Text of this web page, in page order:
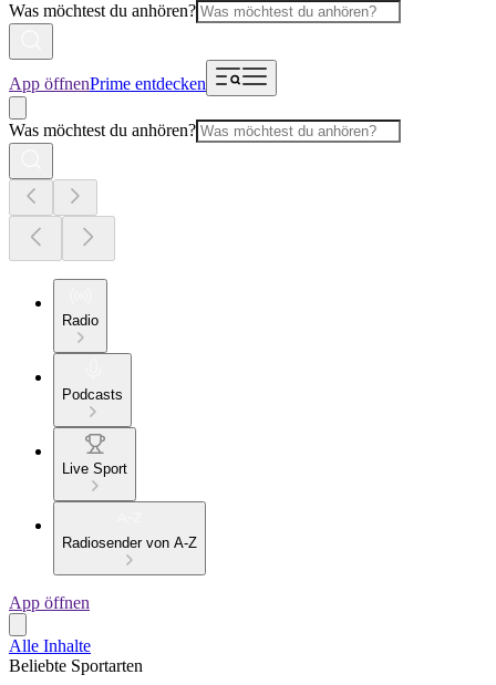
Was möchtest du anhören?
App öffnenPrime entdecken
Was möchtest du anhören?
Radio
Podcasts
Live Sport
Radiosender von A-Z
App öffnen
Alle Inhalte
Beliebte Sportarten